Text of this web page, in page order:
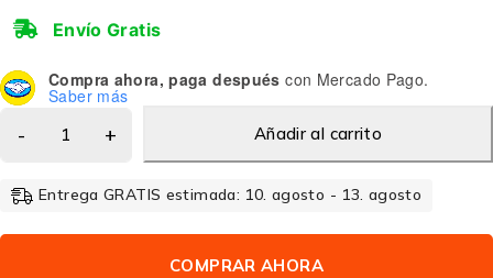
Envío Gratis
Compra ahora, paga después con Mercado Pago.
Saber más
Añadir al carrito
Entrega GRATIS estimada: 10. agosto - 13. agosto
COMPRAR AHORA